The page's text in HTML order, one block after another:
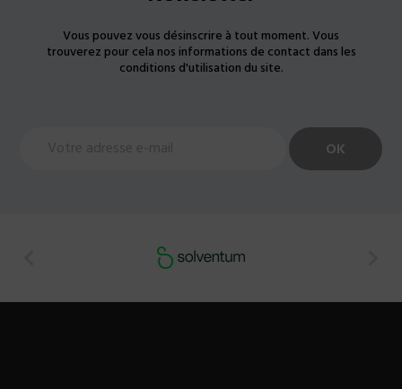
Vous pouvez vous désinscrire à tout moment. Vous
trouverez pour cela nos informations de contact dans les
conditions d'utilisation du site.